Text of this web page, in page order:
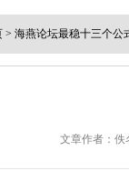
> 海燕论坛最稳十三个公
文章作者：佚